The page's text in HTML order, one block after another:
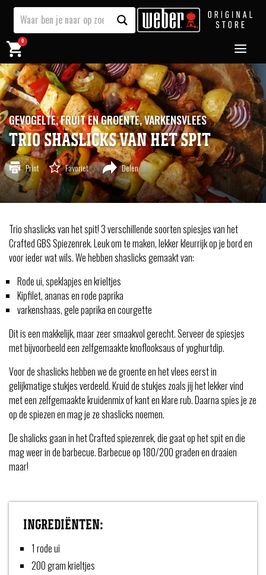
0
GEVOGELTE,FRUIT EN GROENTE,VARKENSVLEES
TRIO SHASLICKS VAN HET SPIT
Print Favoriet Delen
Trio shaslicks van het spit! 3 verschillende soorten spiesjes van het
Crafted GBS Spiezenrek. Leuk om te maken, lekker kleurrijk op je bord en
voor ieder wat wils. We hebben shaslicks gemaakt van:
Rode ui, speklapjes en krieltjes
Kipfilet, ananas en rode paprika
varkenshaas, gele paprika en courgette
Dit is een makkelijk, maar zeer smaakvol gerecht. Serveer de spiesjes
met bijvoorbeeld een zelfgemaakte knoflooksaus of yoghurtdip.
Voor de shaslicks hebben we de groente en het vlees eerst in
gelijkmatige stukjes verdeeld. Kruid de stukjes zoals jij het lekker vind
met een zelfgemaakte kruidenmix of kant en klare rub. Daarna spies je ze
op de spiezen en mag je ze shaslicks noemen.
De shalicks gaan in het Crafted spiezenrek, die gaat op het spit en die
mag weer in de barbecue. Barbecue op 180/200 graden en draaien
maar!
INGREDIËNTEN:
1 rode ui
200 gram krieltjes